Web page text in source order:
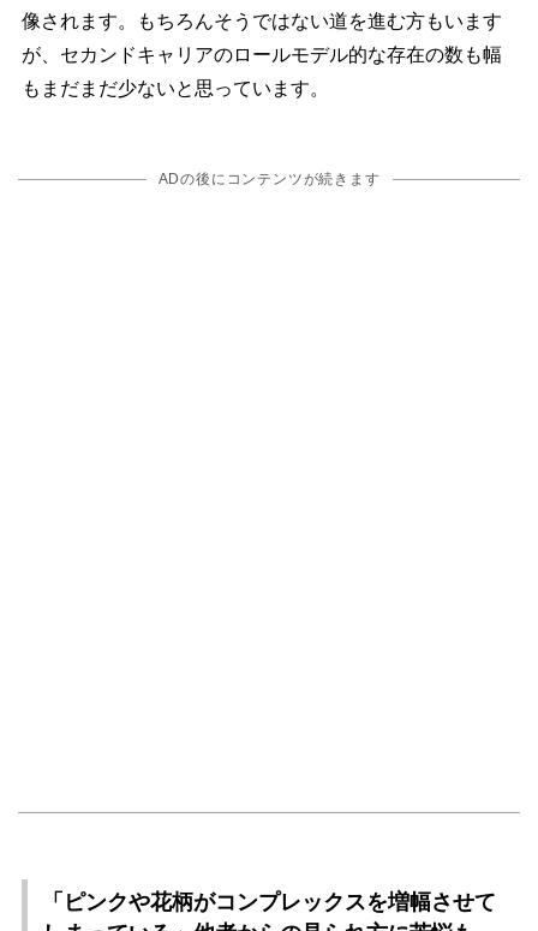
像されます。もちろんそうではない道を進む方もいます
が、セカンドキャリアのロールモデル的な存在の数も幅
もまだまだ少ないと思っています。
ADの後にコンテンツが続きます
「ピンクや花柄がコンプレックスを増幅させて